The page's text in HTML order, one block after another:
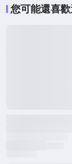
您可能還喜